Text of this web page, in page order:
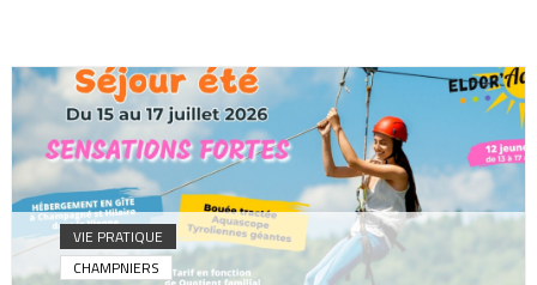
VIE PRATIQUE
CHAMPNIERS